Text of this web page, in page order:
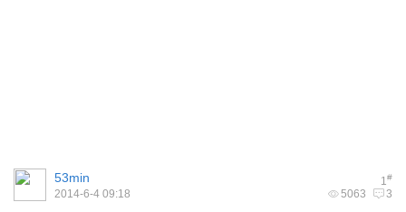
1#
53min
5063 3
2014-6-4 09:18